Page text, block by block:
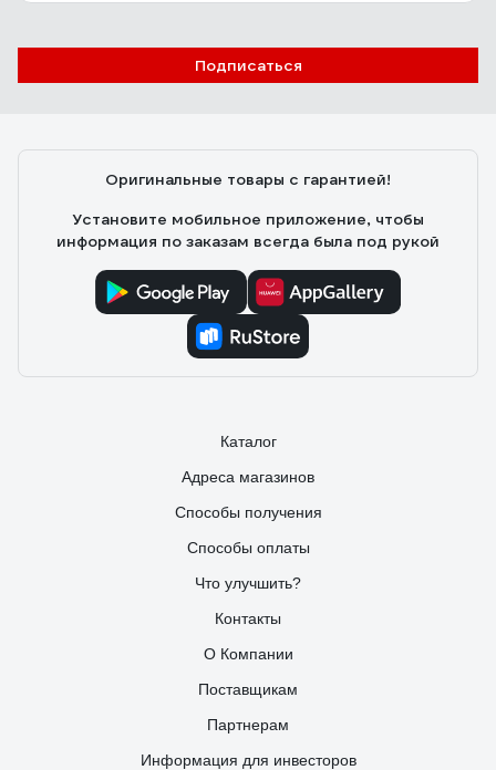
Подписаться
Оригинальные товары с гарантией!
Установите мобильное приложение, чтобы
информация по заказам всегда была под рукой
Каталог
Адреса магазинов
Способы получения
Способы оплаты
Что улучшить?
Контакты
О Компании
Поставщикам
Партнерам
Информация для инвесторов